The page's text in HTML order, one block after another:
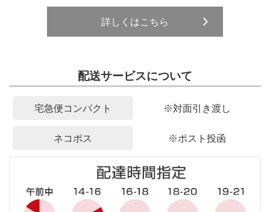
詳しくはこちら
配送サービスについて
宅急便コンパクト ※対面引き渡し
ネコポス ※ポスト投函